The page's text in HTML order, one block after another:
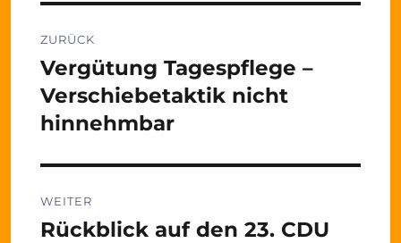
ZURÜCK
Vorheriger
Beitrag:
Vergütung Tagespflege –
Verschiebetaktik nicht
hinnehmbar
WEITER
Nächster
Rückblick auf den 23. CDU